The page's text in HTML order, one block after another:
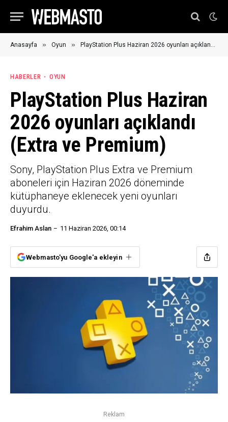
Anasayfa » Oyun » PlayStation Plus Haziran 2026 oyunları açıklandı (Extra ve Premium)
HABERLER OYUN
PlayStation Plus Haziran
2026 oyunları açıklandı
(Extra ve Premium)
Sony, PlayStation Plus Extra ve Premium
aboneleri için Haziran 2026 döneminde
kütüphaneye eklenecek yeni oyunları
duyurdu.
Efrahim Aslan 11 Haziran 2026, 00:14
Webmasto'yu Google'a ekleyin
Reklam